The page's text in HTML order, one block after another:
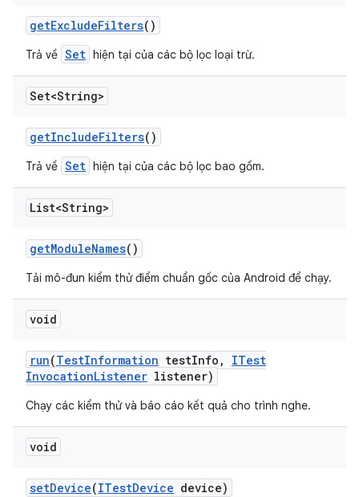
getExcludeFilters()
Trả về Set hiện tại của các bộ lọc loại trừ.
Set<String>
getIncludeFilters()
Trả về Set hiện tại của các bộ lọc bao gồm.
List<String>
getModuleNames()
Tải mô-đun kiểm thử điểm chuẩn gốc của Android để chạy.
void
run(TestInformation testInfo ,
ITest
InvocationListener listener)
Chạy các kiểm thử và báo cáo kết quả cho trình nghe.
void
setDevice(ITestDevice device)